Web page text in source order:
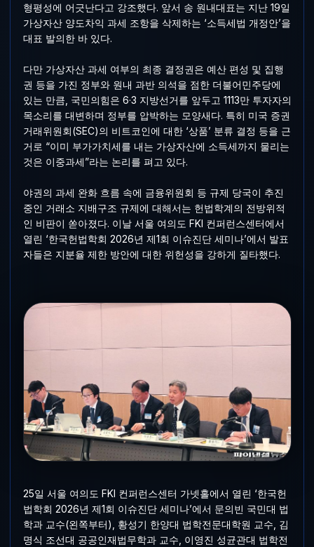
형평성에 어긋난다고 강조했다. 앞서 송 원내대표는 지난 19일
가상자산 양도차익 과세 조항을 삭제하는 ‘소득세법 개정안’을
대표 발의한 바 있다.
다만 가상자산 과세 여부의 최종 결정권은 예산 편성 및 집행
권 등을 가진 정부와 원내 과반 의석을 점한 더불어민주당에
있는 만큼, 국민의힘은 6·3 지방선거를 앞두고 1113만 투자자의
목소리를 대변하며 정부를 압박하는 모양새다. 특히 미국 증권
거래위원회(SEC)의 비트코인에 대한 ‘상품’ 분류 결정 등을 근
거로 “이미 부가가치세를 내는 가상자산에 소득세까지 물리는
것은 이중과세”라는 논리를 펴고 있다.
야권의 과세 완화 흐름 속에 금융위원회 등 규제 당국이 추진
중인 거래소 지배구조 규제에 대해서는 헌법학계의 전방위적
인 비판이 쏟아졌다. 이날 서울 여의도 FKI 컨퍼런스센터에서
열린 ‘한국헌법학회 2026년 제1회 이슈진단 세미나’에서 발표
자들은 지분율 제한 방안에 대한 위헌성을 강하게 질타했다.
25일 서울 여의도 FKI 컨퍼런스센터 가넷홀에서 열린 ‘한국헌
법학회 2026년 제1회 이슈진단 세미나’에서 문의빈 국민대 법
학과 교수(왼쪽부터), 황성기 한양대 법학전문대학원 교수, 김
명식 조선대 공공인재법무학과 교수, 이영진 성균관대 법학전